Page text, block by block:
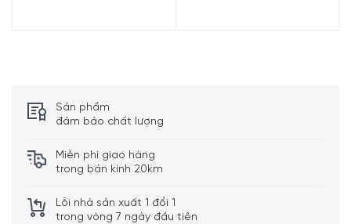
Sản phẩm
đảm bảo chất lượng
Miễn phí giao hàng
trong bán kính 20km
Lỗi nhà sản xuất 1 đổi 1
trong vòng 7 ngày đầu tiên